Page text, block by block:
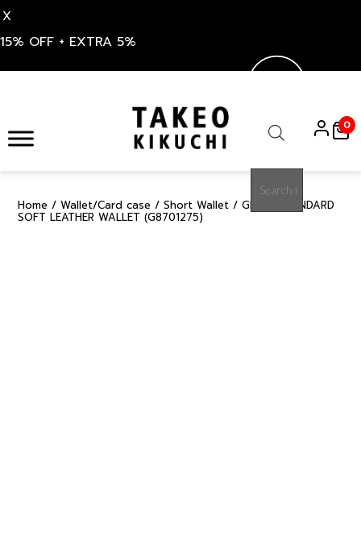
X
15% OFF + EXTRA 5%
content
search
0
Home / Wallet/Card case / Short Wallet / GREEN STANDARD
SOFT LEATHER WALLET (G8701275)
50%